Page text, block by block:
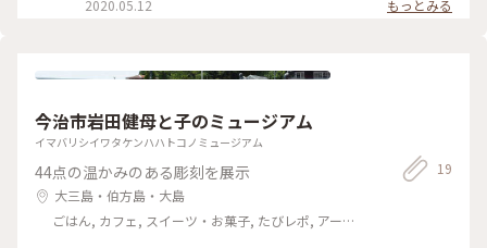
的なお値段。 夜なので風景は楽しめませんでしたが、明かり
ゃなく、ディーゼルの列車です。 1輌です✨ めちゃくちゃ雰囲
気あって「旅先なんだなぁ」と嬉しくなる瞬間♪ ホームから1
松野駅 #森の国ぽっぽ温泉 #ことりっぷえひめ南予 #四国トリ
ップ2019 #旅の思い出
2020.05.12 もっとみる
今治市岩田健母と子のミュージアム
イマバリシイワタケンハハトコノミュージアム
44点の温かみのある彫刻を展示
大三島・伯方島・大島
ごはん, カフェ, スイーツ・お菓子, たびレポ, アー
19